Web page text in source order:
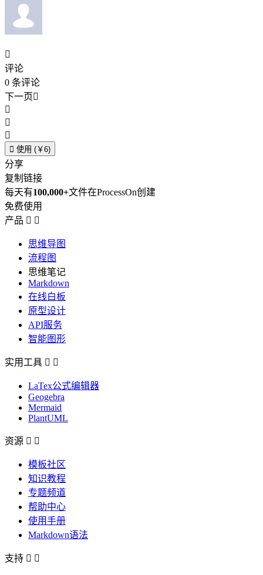

评论
0 条评论
下一页



 使用 (￥6)
分享
复制链接
每天有100,000+文件在ProcessOn创建
免费使用
产品  
思维导图
流程图
思维笔记
Markdown
在线白板
原型设计
API服务
智能图形
实用工具  
LaTex公式编辑器
Geogebra
Mermaid
PlantUML
资源  
模板社区
知识教程
专题频道
帮助中心
使用手册
Markdown语法
支持  